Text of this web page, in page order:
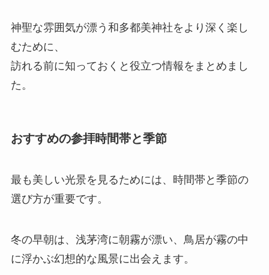
神聖な雰囲気が漂う和多都美神社をより深く楽し
むために、
訪れる前に知っておくと役立つ情報をまとめまし
た。
おすすめの参拝時間帯と季節
最も美しい光景を見るためには、時間帯と季節の
選び方が重要です。
冬の早朝は、浅茅湾に朝霧が漂い、鳥居が霧の中
に浮かぶ幻想的な風景に出会えます。